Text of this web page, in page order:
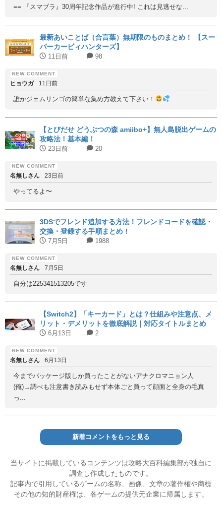
== 『スマブラ』30周年記念作品が進行中! これは見逃せな...
最新あいことば（合言葉）無期限のものまとめ！ 【スー
パーカービィハンターズ】
11日前 98
ヒョウガ 11日前
誰かジェムリンゴの簡単な集め方教えて下さい！
【とびだせ どうぶつの森 amiibo+】無人島脱出ゲームの
攻略法！基本編！
23日前 20
名無しさん 23日前
やってるよ〜
3DSでフレンド追加する方法！フレンドコードを確認・
交換・登録する手順まとめ！
7月5日 1988
名無しさん 7月5日
自分は225341513205です
【Switch2】「キーカード」とは？仕組みや注意点、メ
リット・デメリットを徹底解説｜対応タイトルまとめ
6月13日 2
名無しさん 6月13日
今までパッケージ版しか買ったことがないアナクロマニョン人
(俺)→調べも注意書き読みもせず本体ごと買って顔面と全身の毛真
っ...
新着コメントをもっと見る
当サイトに掲載しているコンテンツは攻略大百科編集部が独自に
調査し作成したものです。
記事内で引用しているゲームの名称、画像、文章の著作権や商標
その他の知的財産権は、各ゲームの提供元企業に帰属します。